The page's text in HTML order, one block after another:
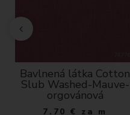
Bavlnená látka Cotton
Slub Washed-Mauve-
orgovánová
7.70 € za m